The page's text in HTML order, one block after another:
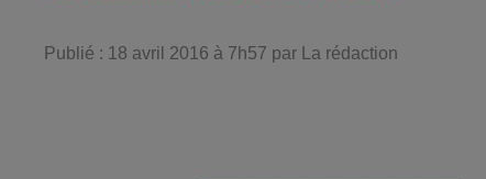
Publié : 18 avril 2016 à 7h57 par La rédaction